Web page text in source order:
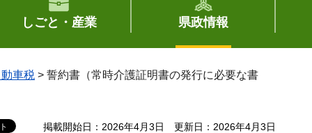
しごと・産業 県政情報
車税 > 誓約書（常時介護証明書の発行に必要な書
掲載開始日：2026年4月3日 更新日：2026年4月3日